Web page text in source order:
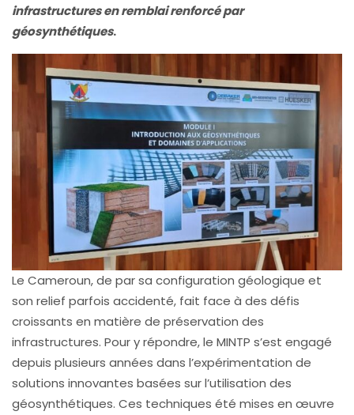
infrastructures en remblai renforcé par
géosynthétiques.
Le Cameroun, de par sa configuration géologique et
son relief parfois accidenté, fait face à des défis
croissants en matière de préservation des
infrastructures. Pour y répondre, le MINTP s’est engagé
depuis plusieurs années dans l’expérimentation de
solutions innovantes basées sur l’utilisation des
géosynthétiques. Ces techniques été mises en œuvre